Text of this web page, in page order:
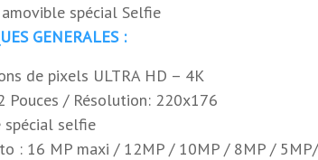
spécial Selfie
GENERALES :
de pixels ULTRA HD – 4K
Pouces / Résolution: 220x176
spécial selfie
: 16 MP maxi / 12MP / 10MP / 8MP /